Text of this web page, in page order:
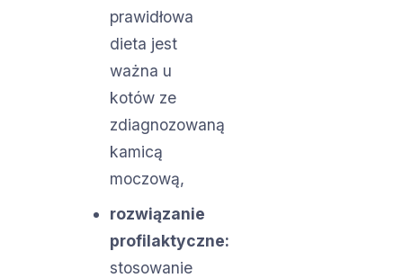
prawidłowa
dieta jest
ważna u
kotów ze
zdiagnozowaną
kamicą
moczową,
rozwiązanie
profilaktyczne:
stosowanie